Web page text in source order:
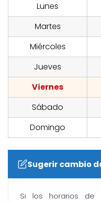
Lunes
Martes
Miércoles
Jueves
Viernes
Sábado
Domingo
Sugerir cambio
Si los horarios de